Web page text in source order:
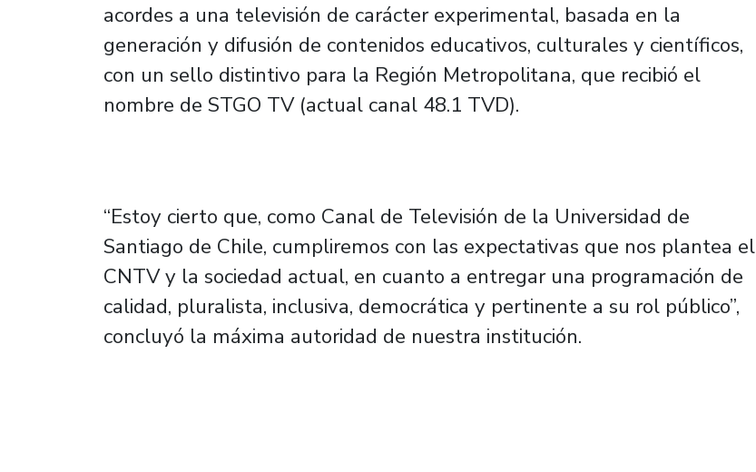
acordes a una televisión de carácter experimental, basada en la
generación y difusión de contenidos educativos, culturales y científicos,
con un sello distintivo para la Región Metropolitana, que recibió el
nombre de STGO TV (actual canal 48.1 TVD).
“Estoy cierto que, como Canal de Televisión de la Universidad de
Santiago de Chile, cumpliremos con las expectativas que nos plantea el
CNTV y la sociedad actual, en cuanto a entregar una programación de
calidad, pluralista, inclusiva, democrática y pertinente a su rol público”,
concluyó la máxima autoridad de nuestra institución.